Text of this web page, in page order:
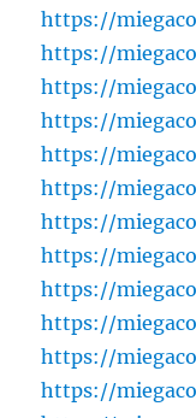
https://
https://
https://
https://
https://
https://
https://
https://
https://
https://
https://
https://